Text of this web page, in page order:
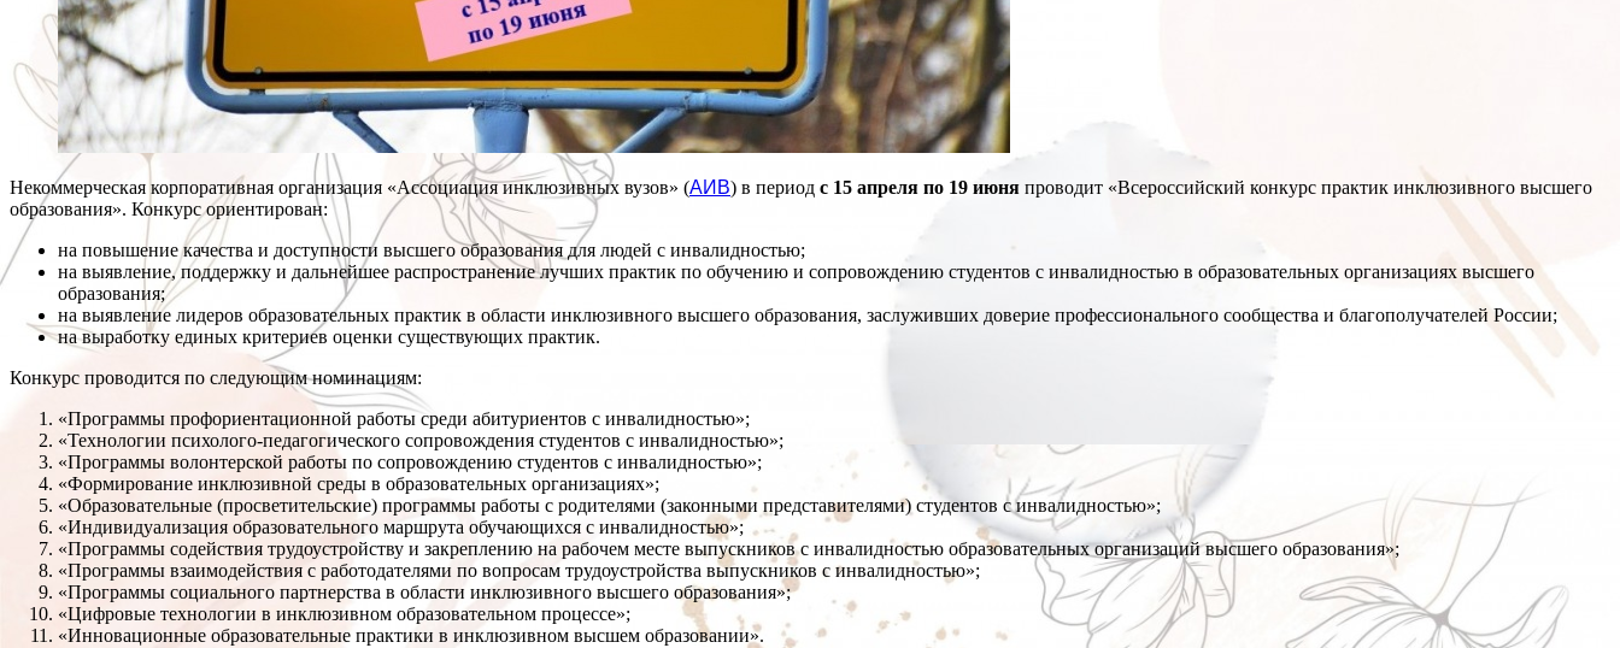
Некоммерческая корпоративная организация «Ассоциация инклюзивных вузов» (АИВ) в период с 15 апреля по 19 июня проводит «Всероссийский конкурс практик инклюзивного высшего
образования». Конкурс ориентирован:
на повышение качества и доступности высшего образования для людей с инвалидностью;
на выявление, поддержку и дальнейшее распространение лучших практик по обучению и сопровождению студентов с инвалидностью в образовательных организациях высшего
образования;
на выявление лидеров образовательных практик в области инклюзивного высшего образования, заслуживших доверие профессионального сообщества и благополучателей России;
на выработку единых критериев оценки существующих практик.
Конкурс проводится по следующим номинациям:
«Программы профориентационной работы среди абитуриентов с инвалидностью»;
«Технологии психолого-педагогического сопровождения студентов с инвалидностью»;
«Программы волонтерской работы по сопровождению студентов с инвалидностью»;
«Формирование инклюзивной среды в образовательных организациях»;
«Образовательные (просветительские) программы работы с родителями (законными представителями) студентов с инвалидностью»;
«Индивидуализация образовательного маршрута обучающихся с инвалидностью»;
«Программы содействия трудоустройству и закреплению на рабочем месте выпускников с инвалидностью образовательных организаций высшего образования»;
«Программы взаимодействия с работодателями по вопросам трудоустройства выпускников с инвалидностью»;
«Программы социального партнерства в области инклюзивного высшего образования»;
«Цифровые технологии в инклюзивном образовательном процессе»;
«Инновационные образовательные практики в инклюзивном высшем образовании».